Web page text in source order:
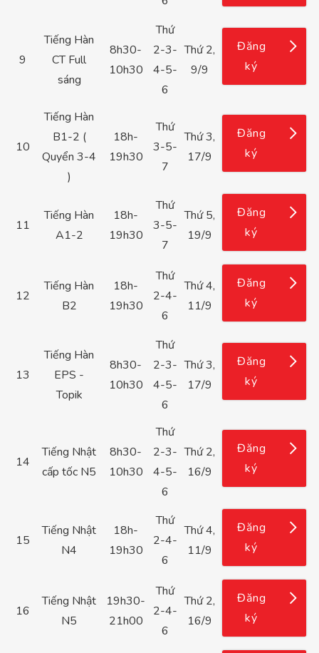
9
Tiếng Hàn
CT Full
sáng
8h30-
10h30
Thứ
2-3-
4-5-
6
Thứ 2,
9/9
Đăng
ký
10
Tiếng Hàn
B1-2 (
Quyển 3-4
)
18h-
19h30
Thứ
3-5-
7
Thứ 3,
17/9
Đăng
ký
11
Tiếng Hàn
A1-2
18h-
19h30
Thứ
3-5-
7
Thứ 5,
19/9
Đăng
ký
12
Tiếng Hàn
B2
18h-
19h30
Thứ
2-4-
6
Thứ 4,
11/9
Đăng
ký
13
Tiếng Hàn
EPS -
Topik
8h30-
10h30
Thứ
2-3-
4-5-
6
Thứ 3,
17/9
Đăng
ký
14
Tiếng Nhật
cấp tốc N5
8h30-
10h30
Thứ
2-3-
4-5-
6
Thứ 2,
16/9
Đăng
ký
15
Tiếng Nhật
N4
18h-
19h30
Thứ
2-4-
6
Thứ 4,
11/9
Đăng
ký
16
Tiếng Nhật
N5
19h30-
21h00
Thứ
2-4-
6
Thứ 2,
16/9
Đăng
ký